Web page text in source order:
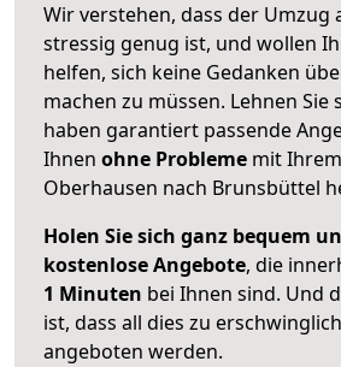
Wir verstehen, dass der Umzug
stressig genug ist, und wollen
helfen, sich keine Gedanken
machen zu müssen. Lehnen Sie
haben garantiert passende
Ihnen ohne Probleme mit
Oberhausen nach Brunsbüttel
Holen Sie sich ganz bequem
kostenlose Angebote, die
1 Minuten bei Ihnen sind. Und
ist, dass all dies zu
angeboten werden.